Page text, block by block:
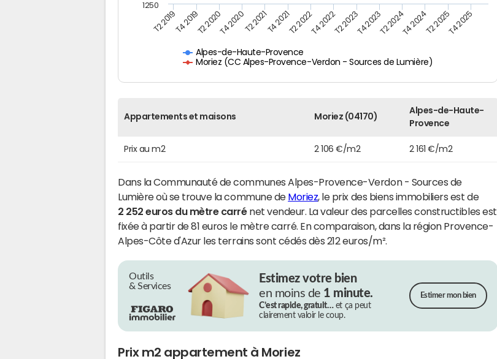
Alpes-de-Haute-Provence
Moriez (CC Alpes-Provence-Verdon - Sources de Lumière)
T2 2019T4 2019T2 2020T4 2020T2 2021T4 2021T2 2022T4 2022T2 2023T4 2023T2 2024T4 2024T2 2025T4 2025
1250
Appartements et maisons Moriez (04170)
Alpes-de-Haute-
Provence
Prix au m2 2 106 €/m2 2 161 €/m2
Dans la Communauté de communes Alpes-Provence-Verdon - Sources de
Lumière où se trouve la commune de Moriez, le prix des biens immobiliers est de
2 252 euros du mètre carrénet vendeur. La valeur des parcelles constructibles est
fixée à partir de 81 euros le mètre carré. En comparaison, dans la région Provence-
Alpes-Côte d'Azur les terrains sont cédés dès 212 euros/m².
Outils
& Services
Estimez votre bien
en moins de 1 minute.
C’est rapide, gratuit…et ça peut
clairement valoir le coup.
Estimer mon bien
Prix m2 appartement à Moriez